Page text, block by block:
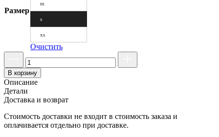
Размер
m
s
xs
Очистить
В корзину
Описание
Детали
Доставка и возврат
Стоимость доставки не входит в стоимость заказа и
оплачивается отдельно при доставке.